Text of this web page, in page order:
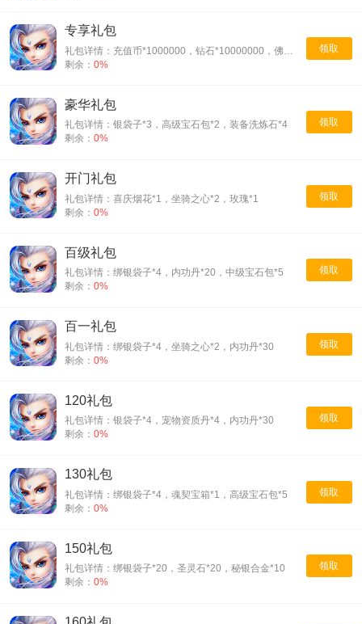
领取
专享礼包
礼包详情：充值币*1000000，钻石*10000000，佛陀金丹*10000
剩余： 0%
领取
豪华礼包
礼包详情：银袋子*3，高级宝石包*2，装备洗炼石*4
剩余： 0%
领取
开门礼包
礼包详情：喜庆烟花*1，坐骑之心*2，玫瑰*1
剩余： 0%
领取
百级礼包
礼包详情：绑银袋子*4，内功丹*20，中级宝石包*5
剩余： 0%
领取
百一礼包
礼包详情：绑银袋子*4，坐骑之心*2，内功丹*30
剩余： 0%
领取
120礼包
礼包详情：银袋子*4，宠物资质丹*4，内功丹*30
剩余： 0%
领取
130礼包
礼包详情：绑银袋子*4，魂契宝箱*1，高级宝石包*5
剩余： 0%
领取
150礼包
礼包详情：绑银袋子*20，圣灵石*20，秘银合金*10
剩余： 0%